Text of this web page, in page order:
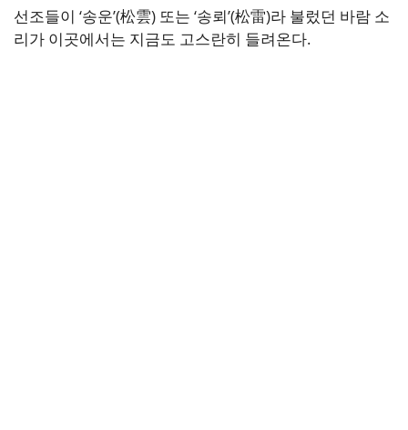
선조들이 ‘송운’(松雲) 또는 ‘송뢰’(松雷)라 불렀던 바람 소
리가 이곳에서는 지금도 고스란히 들려온다.